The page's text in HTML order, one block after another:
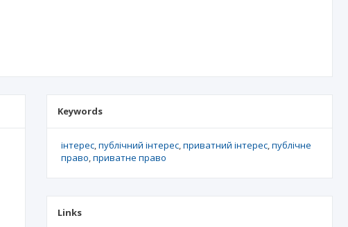
Keywords
інтерес публічний інтерес приватний інтерес публічне
право приватне право
Links